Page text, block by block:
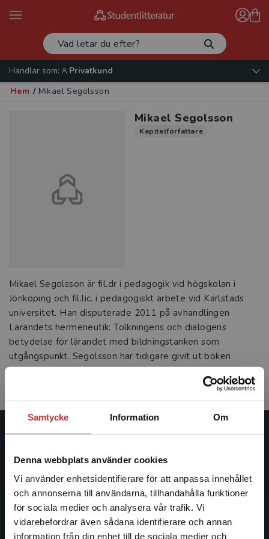
Samtycke Information Om
Denna webbplats använder cookies
Vi använder enhetsidentifierare för att anpassa innehållet
och annonserna till användarna, tillhandahålla funktioner
för sociala medier och analysera vår trafik. Vi
vidarebefordrar även sådana identifierare och annan
information från din enhet till de sociala medier och
Begränsad fraktregion
Handlar som:
Privatkund
Hem / Mikael Segolsson
Mikael Segolsson
Kapitelförfattare
Mikael Segolsson är fil.dr i pedagogik vid högskolan i
Jönköping och fil.lic. i pedagogiskt arbete vid Karlstads
universitet. Han disputerade 2011 på avhandlingen
Lärandets hermeneutik: Tolkningens och dialogens
betydelse för lärandet med bildningstanken som
utgångspunkt. Segolsson har tidigare givit ut boken
Lärande och bildning i en globaliserad tid (red. med
Studentlitteratur grundades 1963 och är idag Sveriges
ledande utbildningsförlag. Med läromedel, kurslitteratur,
facklitteratur, utbildningar och digitala
informationstjänster i utbudet, finns Studentlitteratur med
längs hela kunskapsresan.